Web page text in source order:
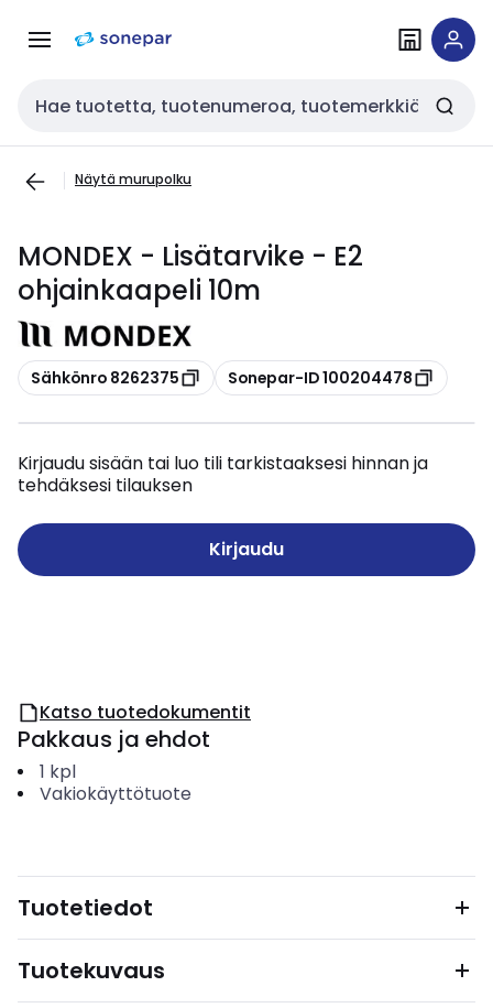
navigointiinsisältöön
Haku
Näytä murupolku
MONDEX - Lisätarvike - E2
ohjainkaapeli 10m
Kopioi
Sähkönro 8262375 Kopioi
Sonepar-ID 100204478
Kirjaudu sisään tai luo tili tarkistaaksesi hinnan ja
tehdäksesi tilauksen
Kirjaudu
Katso tuotedokumentit
Pakkaus ja ehdot
1 kpl
Vakiokäyttötuote
Tuotetiedot
Tuotekuvaus